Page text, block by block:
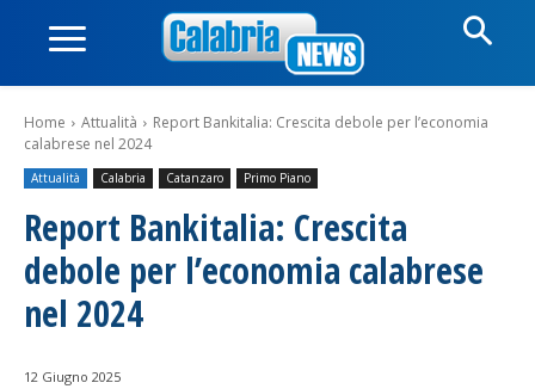
Home Attualità
Report Bankitalia: Crescita debole per l’economia
calabrese nel 2024
Attualità Calabria Catanzaro Primo Piano
Report Bankitalia: Crescita
debole per l’economia calabrese
nel 2024
12 Giugno 2025